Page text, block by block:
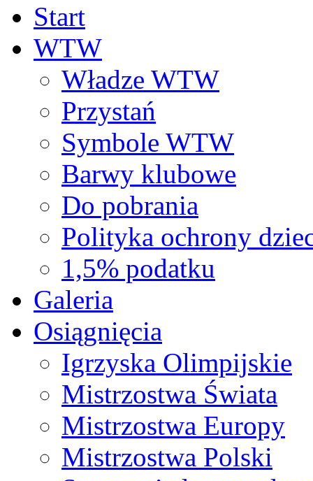
Start
WTW
Władze WTW
Przystań
Symbole WTW
Barwy klubowe
Do pobrania
Polityka ochrony
1,5% podatku
Galeria
Osiągnięcia
Igrzyska Olimpijskie
Mistrzostwa Świata
Mistrzostwa Europy
Mistrzostwa Polski